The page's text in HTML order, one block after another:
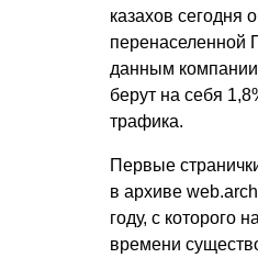
казахов сегодня
перенаселенной
данным
берут на себя
трафика.
Первые
в архиве
году, с которого
времени